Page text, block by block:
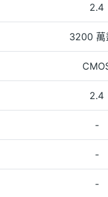
2.4
3200 萬
2.4
-
-
-